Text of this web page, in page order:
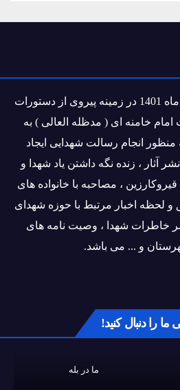
رسانه کمیل مدیا در بهمن ماه 1401 در زمینه پیروی از دستورات
خامنه ای ( مدظله العالی ) به
انجام رسالت شهدایی ایجاد
آثار ، زنده نگه داشتن یاد شهدا و
، مصاحبه با خانواده های
لحظه اخبار مرتبط با حوزه شهدای
خاطرات شهدا ، وصیت نامه های
و ... می باشد.
را دنبال کنید!
ما در بله